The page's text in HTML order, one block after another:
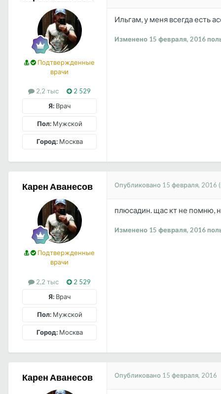
Подтвержденные
врачи
2,2 тыс
2 529
Я: Врач
Пол:Мужской
Город:Москва
Ильгам, у меня всегда есть
Изменено 15 февраля, 2016
Карен Аванесов
Подтвержденные
врачи
2,2 тыс
2 529
Я: Врач
Пол:Мужской
Город:Москва
Опубликовано 15 февраля, 2016
плюсадин. щас кт не помню,
Изменено 15 февраля, 2016
Карен Аванесов Опубликовано 15 февраля, 2016